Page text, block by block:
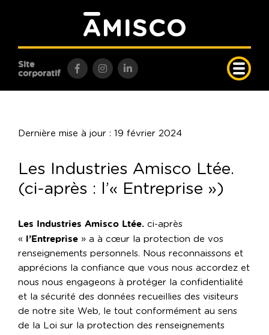
Site
corporatif
Dernière mise à jour : 19 février 2024
Les Industries Amisco Ltée.
(ci-après : l’« Entreprise »)
Les Industries Amisco Ltée. ci-après
« l’Entreprise » a à cœur la protection de vos
renseignements personnels. Nous reconnaissons et
apprécions la confiance que vous nous accordez et
nous nous engageons à protéger la confidentialité
et la sécurité des données recueillies des visiteurs
de notre site Web, le tout conformément au sens
de la Loi sur la protection des renseignements